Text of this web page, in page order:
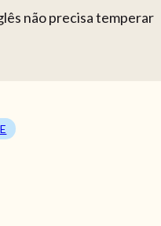
não precisa temperar